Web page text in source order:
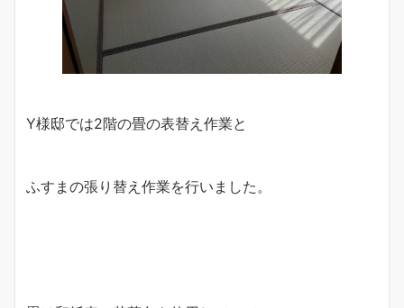
Y様邸では2階の畳の表替え作業と
ふすまの張り替え作業を行いました。